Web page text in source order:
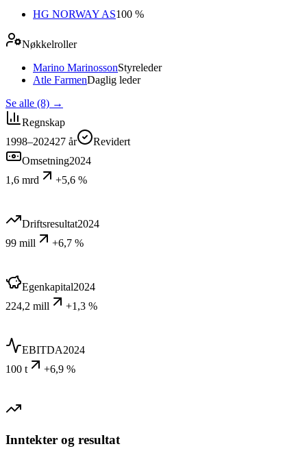
HG NORWAY AS100 %
Nøkkelroller
Marino MarinossonStyreleder
Atle FarmenDaglig leder
Se alle (8) →
Regnskap
1998–202427 år
Revidert
Omsetning2024
1,6 mrd
+5,6 %
Driftsresultat2024
99 mill
+6,7 %
Egenkapital2024
224,2 mill
+1,3 %
EBITDA2024
100 t
+6,9 %
Inntekter og resultat